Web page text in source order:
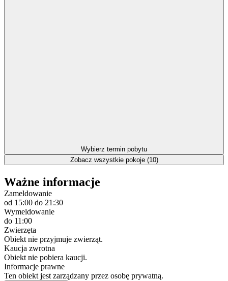
Wybierz termin pobytu
Zobacz wszystkie pokoje (10)
Ważne informacje
Zameldowanie
od 15:00 do 21:30
Wymeldowanie
do 11:00
Zwierzęta
Obiekt nie przyjmuje zwierząt.
Kaucja zwrotna
Obiekt nie pobiera kaucji.
Informacje prawne
Ten obiekt jest zarządzany przez osobę prywatną.